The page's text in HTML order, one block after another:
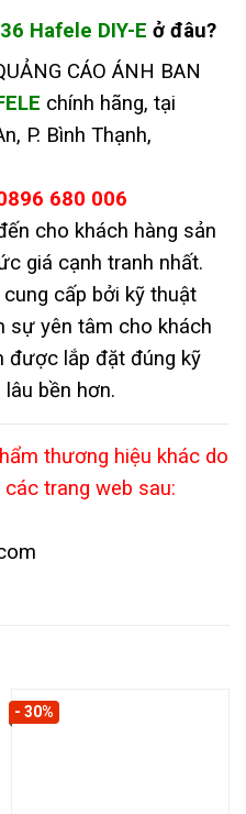
Hafele DIY-E ở đâu?
CÁO ÁNH BAN
chính hãng, tại
P. Bình Thạnh,
680 006
cho khách hàng sản
giá cạnh tranh nhất.
cấp bởi kỹ thuật
sự yên tâm cho khách
được lắp đặt đúng kỹ
bền hơn.
thương hiệu khác do
trang web sau:
- 30%